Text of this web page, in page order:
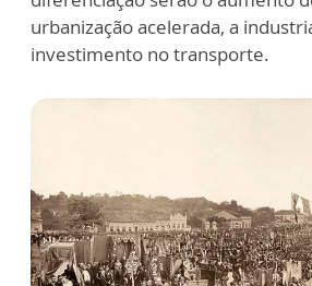
urbanização acelerada, a
investimento no transporte.